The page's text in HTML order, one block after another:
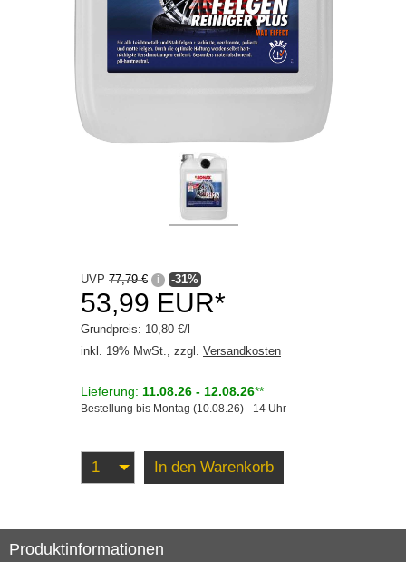
Innenraum / Scheibe
Serviceprodukte
UVP 77,79 € i -31%
53,99 EUR*
Grundpreis: 10,80 €/l
inkl. 19% MwSt., zzgl. Versandkosten
Lieferung: 11.08.26 - 12.08.26**
Bestellung bis Montag (10.08.26) - 14 Uhr
In den Warenkorb
Produktinformationen